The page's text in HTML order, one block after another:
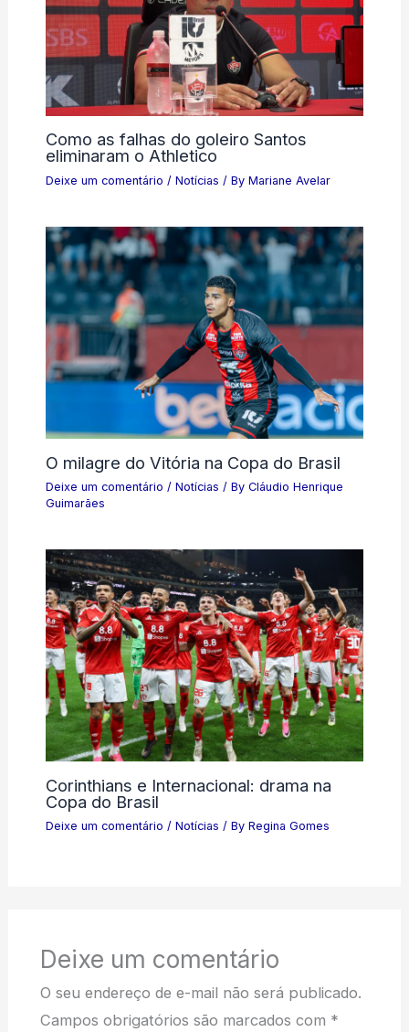
Como as falhas do goleiro Santos
eliminaram o Athletico
Deixe um comentário / Notícias / By Mariane Avelar
O milagre do Vitória na Copa do Brasil
Deixe um comentário / Notícias / By Cláudio Henrique
Guimarães
Corinthians e Internacional: drama na
Copa do Brasil
Deixe um comentário / Notícias / By Regina Gomes
Deixe um comentário
O seu endereço de e-mail não será publicado.
Campos obrigatórios são marcados com *